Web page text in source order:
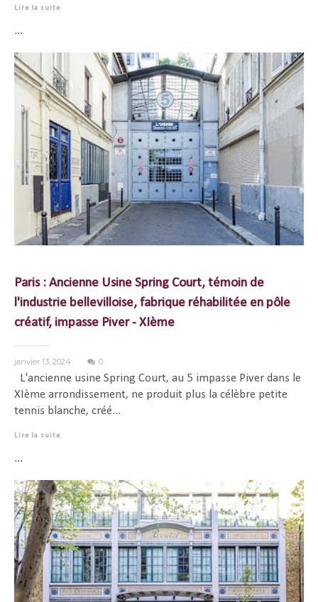
Lire la suite
...
Paris : Ancienne Usine Spring Court, témoin de
l'industrie bellevilloise, fabrique réhabilitée en pôle
créatif, impasse Piver - XIème
janvier 13, 2024 0
L'ancienne usine Spring Court, au 5 impasse Piver dans le
XIème arrondissement, ne produit plus la célèbre petite
tennis blanche, créé...
Lire la suite
...